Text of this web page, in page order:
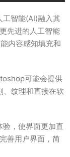
智能(AI)融入其
先进的人工智能
内容感知填充和
可能会提供
、纹理和直接在软
，使界面更加直
善用户界面，简